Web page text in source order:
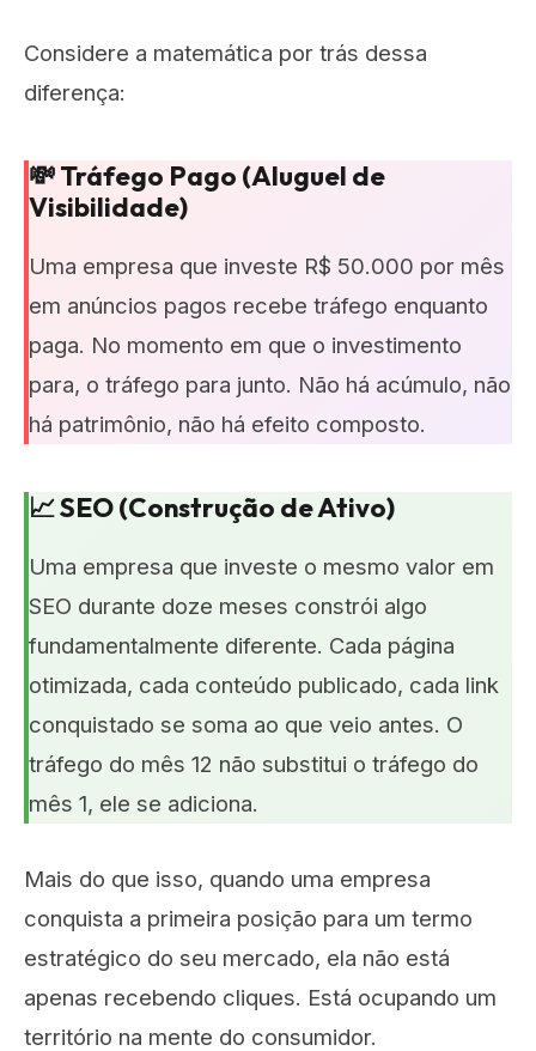
Considere a matemática por trás dessa
diferença:
💸 Tráfego Pago (Aluguel de
Visibilidade)
Uma empresa que investe R$ 50.000 por mês
em anúncios pagos recebe tráfego enquanto
paga. No momento em que o investimento
para, o tráfego para junto. Não há acúmulo, não
há patrimônio, não há efeito composto.
📈 SEO (Construção de Ativo)
Uma empresa que investe o mesmo valor em
SEO durante doze meses constrói algo
fundamentalmente diferente. Cada página
otimizada, cada conteúdo publicado, cada link
conquistado se soma ao que veio antes. O
tráfego do mês 12 não substitui o tráfego do
mês 1, ele se adiciona.
Mais do que isso, quando uma empresa
conquista a primeira posição para um termo
estratégico do seu mercado, ela não está
apenas recebendo cliques. Está ocupando um
território na mente do consumidor.